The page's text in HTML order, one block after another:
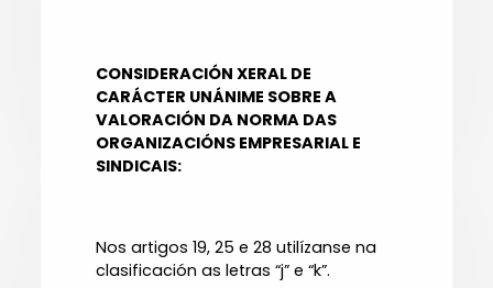
CONSIDERACIÓN XERAL DE
CARÁCTER UNÁNIME SOBRE A
VALORACIÓN DA NORMA DAS
ORGANIZACIÓNS EMPRESARIAL E
SINDICAIS:
Nos artigos 19, 25 e 28 utilízanse na
clasificación as letras “j” e “k”.